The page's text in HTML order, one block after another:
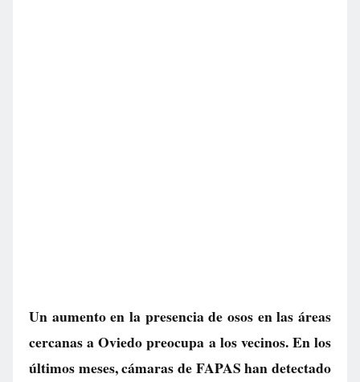
Un aumento en la presencia de osos en las áreas
cercanas a Oviedo preocupa a los vecinos. En los
últimos meses, cámaras de FAPAS han detectado